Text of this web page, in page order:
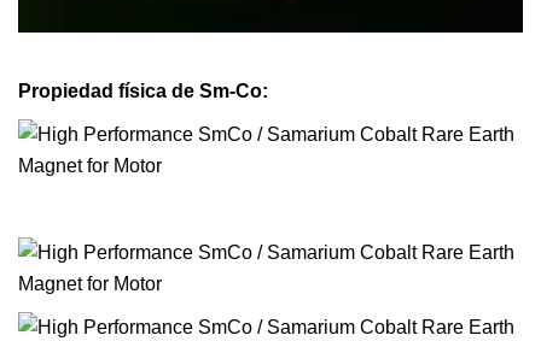
Propiedad física de Sm-Co: